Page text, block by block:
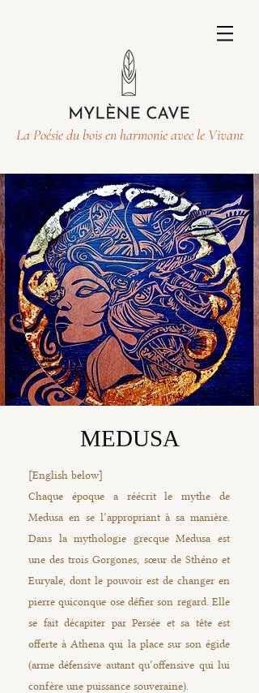
La Poésie du bois en harmonie avec le Vivant
MEDUSA
[English below]
Chaque époque a réécrit le mythe de
Medusa en se l’appropriant à sa manière.
Dans la mythologie grecque Medusa est
une des trois Gorgones, sœur de Sthéno et
Euryale, dont le pouvoir est de changer en
pierre quiconque ose défier son regard. Elle
se fait décapiter par Persée et sa tête est
offerte à Athena qui la place sur son égide
(arme défensive autant qu’offensive qui lui
confère une puissance souveraine).